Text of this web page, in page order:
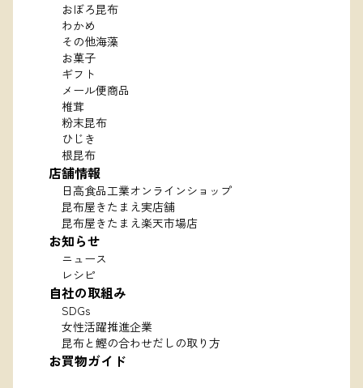
おぼろ昆布
わかめ
その他海藻
お菓子
ギフト
メール便商品
椎茸
粉末昆布
ひじき
根昆布
店舗情報
日高食品工業オンラインショップ
昆布屋きたまえ実店舗
昆布屋きたまえ楽天市場店
お知らせ
ニュース
レシピ
自社の取組み
SDGs
女性活躍推進企業
昆布と鰹の合わせだしの取り方
お買物ガイド